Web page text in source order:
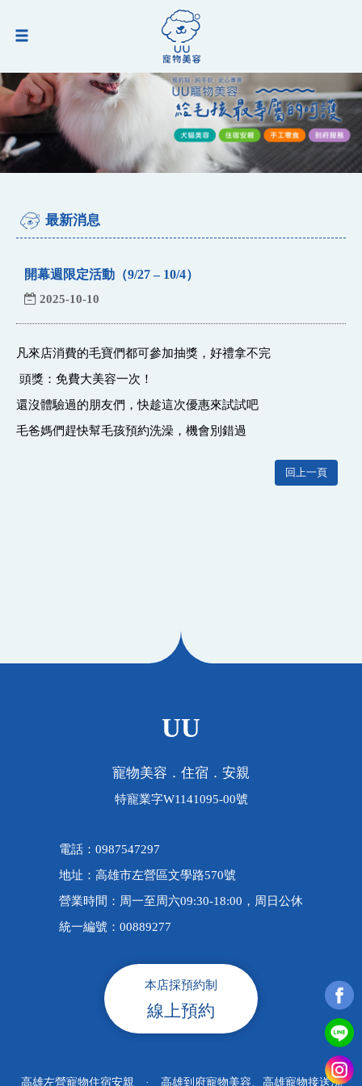
最新消息
開幕週限定活動（9/27 – 10/4）
2025-10-10
凡來店消費的毛寶們都可參加抽獎，好禮拿不完
頭獎：免費大美容一次！
還沒體驗過的朋友們，快趁這次優惠來試試吧
毛爸媽們趕快幫毛孩預約洗澡，機會別錯過
回上一頁
UU
寵物美容．住宿．安親
特寵業字W1141095-00號
電話：0987547297
地址：高雄市左營區文學路570號
營業時間：周一至周六09:30-18:00，周日公休
統一編號：00889277
本店採預約制
線上預約
高雄左營寵物住宿安親 · 高雄到府寵物美容、高雄寵物接送洗